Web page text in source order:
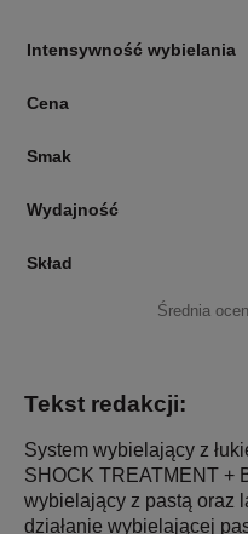
Intensywność wybielania
Cena
Smak
Wydajność
Skład
Średnia
Tekst redakcji:
System wybielający z
SHOCK TREATMENT +
wybielający z pastą oraz
działanie wybielającej